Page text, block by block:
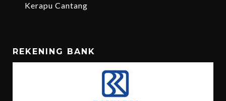
Kerapu Cantang
REKENING BANK